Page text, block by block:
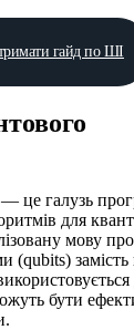
гайд по ШІ
— це галузь
для
мову
(qubits) замість
бути